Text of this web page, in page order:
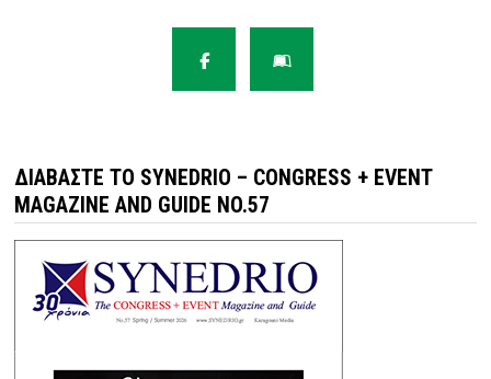
ΔΙΑΒΆΣΤΕ ΤΟ SYNEDRIO – CONGRESS + EVENT
MAGAZINE AND GUIDE NO.57